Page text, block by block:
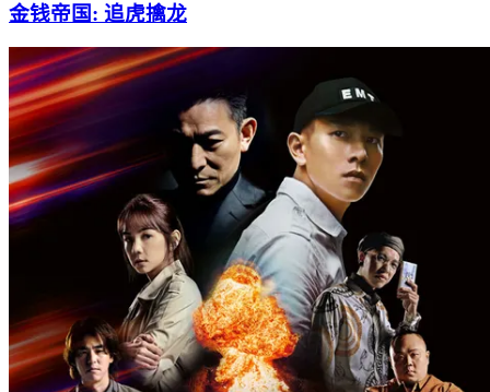
金钱帝国: 追虎擒龙